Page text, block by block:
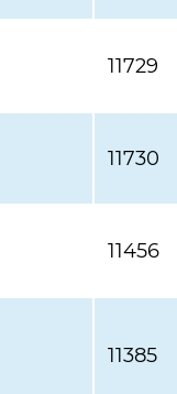
11729
11730
11456
11385